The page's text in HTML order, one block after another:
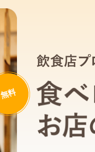
無料